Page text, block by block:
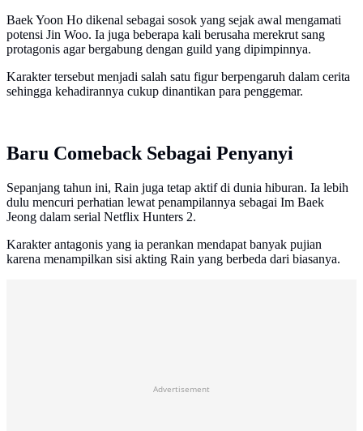
Baek Yoon Ho dikenal sebagai sosok yang sejak awal mengamati
potensi Jin Woo. Ia juga beberapa kali berusaha merekrut sang
protagonis agar bergabung dengan guild yang dipimpinnya.
Karakter tersebut menjadi salah satu figur berpengaruh dalam cerita
sehingga kehadirannya cukup dinantikan para penggemar.
Baru Comeback Sebagai Penyanyi
Sepanjang tahun ini, Rain juga tetap aktif di dunia hiburan. Ia lebih
dulu mencuri perhatian lewat penampilannya sebagai Im Baek
Jeong dalam serial Netflix Hunters 2.
Karakter antagonis yang ia perankan mendapat banyak pujian
karena menampilkan sisi akting Rain yang berbeda dari biasanya.
Advertisement